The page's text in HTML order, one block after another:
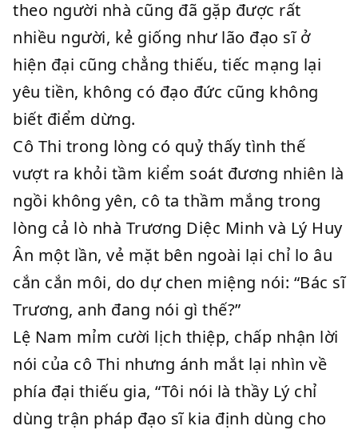
theo người nhà cũng đã gặp được rất
nhiều người, kẻ giống như lão đạo sĩ ở
hiện đại cũng chẳng thiếu, tiếc mạng lại
yêu tiền, không có đạo đức cũng không
biết điểm dừng.
Cô Thi trong lòng có quỷ thấy tình thế
vượt ra khỏi tầm kiểm soát đương nhiên là
ngồi không yên, cô ta thầm mắng trong
lòng cả lò nhà Trương Diệc Minh và Lý Huy
Ân một lần, vẻ mặt bên ngoài lại chỉ lo âu
cắn cắn môi, do dự chen miệng nói: “Bác sĩ
Trương, anh đang nói gì thế?”
Lệ Nam mỉm cười lịch thiệp, chấp nhận lời
nói của cô Thi nhưng ánh mắt lại nhìn về
phía đại thiếu gia, “Tôi nói là thầy Lý chỉ
dùng trận pháp đạo sĩ kia định dùng cho